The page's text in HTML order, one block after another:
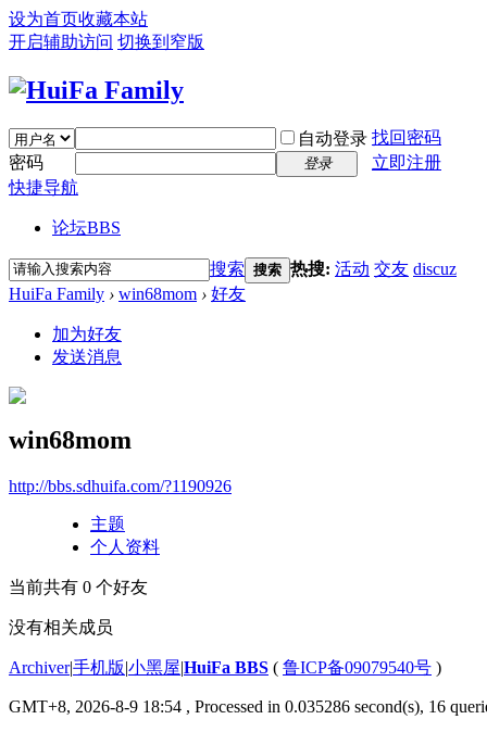
设为首页收藏本站
开启辅助访问 切换到窄版
自动登录 找回密码
密码
登录
立即注册
快捷导航
论坛BBS
搜索 搜索 热搜: 活动 交友 discuz
HuiFa Family › win68mom › 好友
加为好友
发送消息
win68mom
http://bbs.sdhuifa.com/?1190926
主题
个人资料
当前共有 0 个好友
没有相关成员
Archiver|手机版|小黑屋|HuiFa BBS ( 鲁ICP备09079540号 )
GMT+8, 2026-8-9 18:54 , Processed in 0.035286 second(s), 16